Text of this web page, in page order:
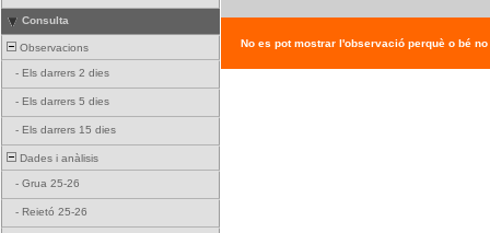
Consulta
Observacions
- Els darrers 2 dies
- Els darrers 5 dies
- Els darrers 15 dies
Dades i anàlisis
- Grua 25-26
- Reietó 25-26
No es pot mostrar l'observació perquè o bé